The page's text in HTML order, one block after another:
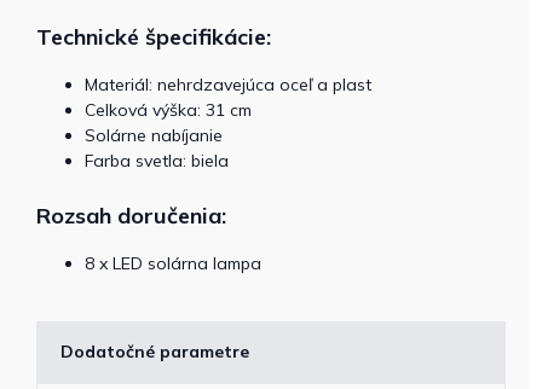
Technické špecifikácie:
Materiál: nehrdzavejúca oceľ a plast
Celková výška: 31 cm
Solárne nabíjanie
Farba svetla: biela
Rozsah doručenia:
8 x LED solárna lampa
Dodatočné parametre